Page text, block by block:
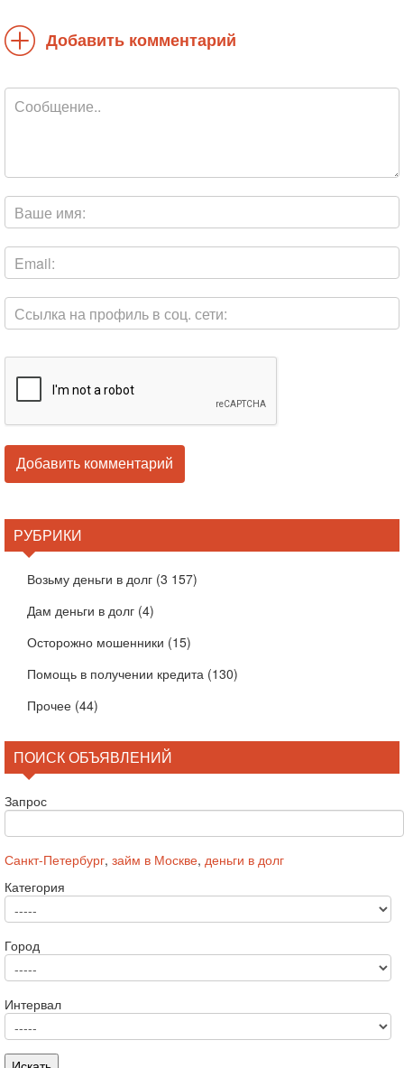
Добавить комментарий
РУБРИКИ
Возьму деньги в долг (3 157)
Дам деньги в долг (4)
Осторожно мошенники (15)
Помощь в получении кредита (130)
Прочее (44)
ПОИСК ОБЪЯВЛЕНИЙ
Запрос
Санкт-Петербург, займ в Москве, деньги в долг
Категория
Город
Интервал